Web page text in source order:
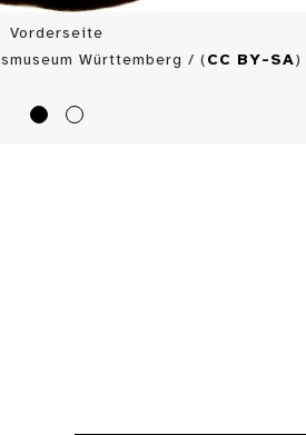
Vorderseite
Württemberg / ( CC BY-SA)